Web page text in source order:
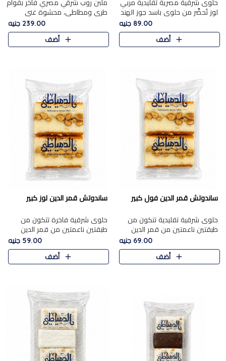
حلوى شرقية مصرية تقليدية مربي
لوز تُحضَّر من حلوى باسد جوز الهند
بقوام طري ومذاق غني، وتُزين
وتغطاه بقطع اللوز الفاخر التي
تضيف لمسة مميزة م..
89.00 جنيه
أضف
ملبن روب شرقي مصري فاخر بقوام
طري ومطاطي، محشوة غني
بسخاء بقطع عين الجمل واللوز
الفاخر التي تضيف قرمشة مميزة
ومرضية ونكهة ناتي غنية في كل
239.00 جنيه
أضف
ساندوتش قمر الدين فول كبير
حلوى شرقية تقليدية تتكون من
طبقتين ناعمتين من قمر الدين
الفاخر، تتوسطهما حشوة غنية من
الفول السوداني المحمص، لتجمع
بين حلاوة المشمش الطبيعية..
69.00 جنيه
أضف
ساندوتش قمر الدين لوز كبير
حلوى شرقية فاخرة تتكون من
طبقتين ناعمتين من قمر الدين
الفاخر، تتوسطهما حشوة غنية من
اللوز المحمص لتمنح مزيجًا متوازنًا
من النعومة والقرمشة. ..
59.00 جنيه
أضف